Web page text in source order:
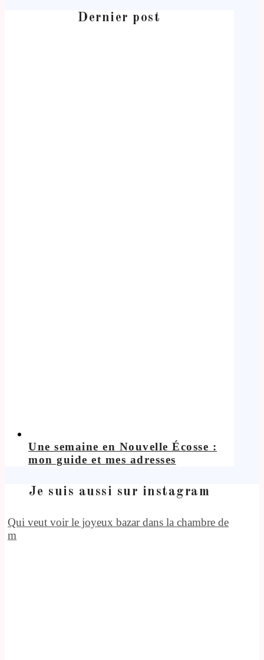
Dernier post
Une semaine en Nouvelle Écosse :
mon guide et mes adresses
Je suis aussi sur instagram
Qui veut voir le joyeux bazar dans la chambre de
m